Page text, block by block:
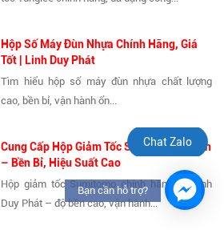
Hộp Số Máy Đùn Nhựa Chính Hãng, Giá
Tốt | Linh Duy Phát
Tìm hiểu hộp số máy đùn nhựa chất lượng
cao, bền bỉ, vận hành ổn...
Cung Cấp Hộp Giảm Tốc Sumitomo Uy Tín
– Bền Bỉ, Hiệu Suất Cao
Hộp giảm tốc Sumitomo chính hãng tại Linh
Duy Phát – độ bền cao, vận hành...
Chat Zalo
Bạn cần hỗ trợ?